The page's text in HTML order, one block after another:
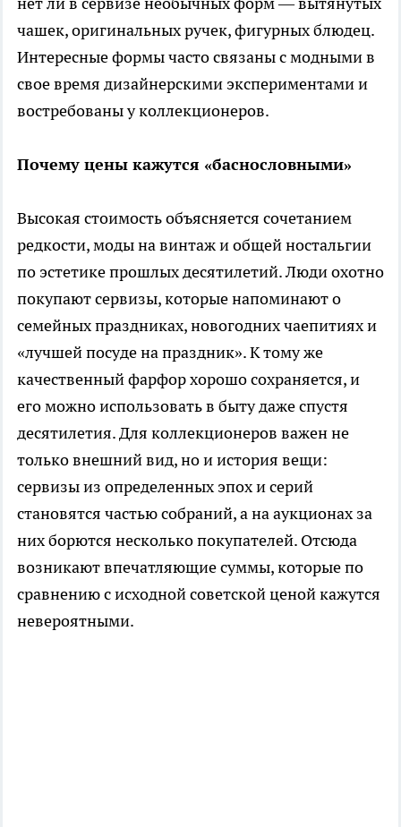
чашек, оригинальных ручек, фигурных блюдец.
Интересные формы часто связаны с модными в
свое время дизайнерскими экспериментами и
востребованы у коллекционеров.
Почему цены кажутся «баснословными»
Высокая стоимость объясняется сочетанием
редкости, моды на винтаж и общей ностальгии
по эстетике прошлых десятилетий. Люди охотно
покупают сервизы, которые напоминают о
семейных праздниках, новогодних чаепитиях и
«лучшей посуде на праздник». К тому же
качественный фарфор хорошо сохраняется, и
его можно использовать в быту даже спустя
десятилетия. Для коллекционеров важен не
только внешний вид, но и история вещи:
сервизы из определенных эпох и серий
становятся частью собраний, а на аукционах за
них борются несколько покупателей. Отсюда
возникают впечатляющие суммы, которые по
сравнению с исходной советской ценой кажутся
невероятными.